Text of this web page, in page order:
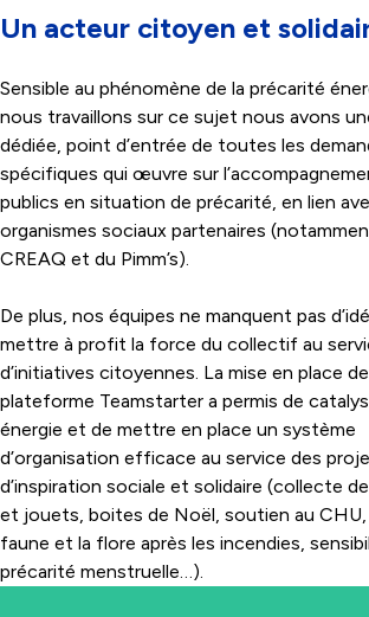
Un acteur citoyen et
Sensible au phénomène de la précarité
nous travaillons sur ce sujet nous avons
dédiée, point d’entrée de toutes les
spécifiques qui œuvre sur
publics en situation de précarité, en lien
organismes sociaux partenaires
CREAQ et du Pimm’s).
De plus, nos équipes ne manquent pas
mettre à profit la force du collectif au
d’initiatives citoyennes. La mise en place
plateforme Teamstarter a permis de
énergie et de mettre en place un système
d’organisation efficace au service des
d’inspiration sociale et solidaire (collecte
et jouets, boites de Noël, soutien au CHU,
faune et la flore après les incendies,
précarité menstruelle…).